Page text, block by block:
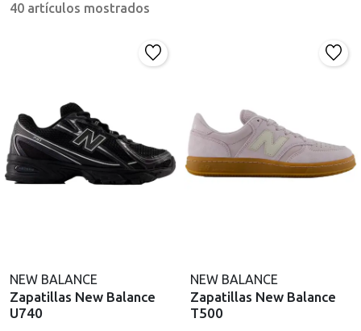
40 artículos mostrados
NEW BALANCE
Zapatillas New Balance
U740
NEW BALANCE
Zapatillas New Balance
T500